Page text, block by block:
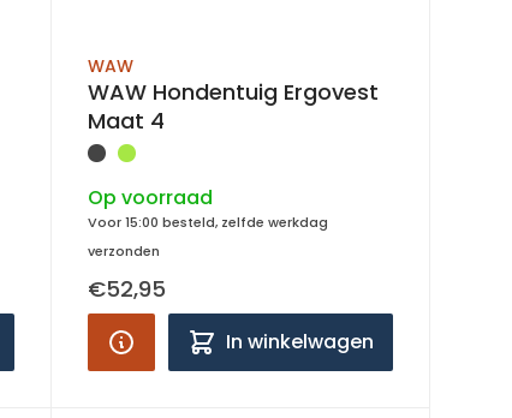
WAW
WAW Hondentuig Ergovest
Maat 4
Op voorraad
Voor 15:00 besteld, zelfde werkdag
verzonden
€52,95
In winkelwagen